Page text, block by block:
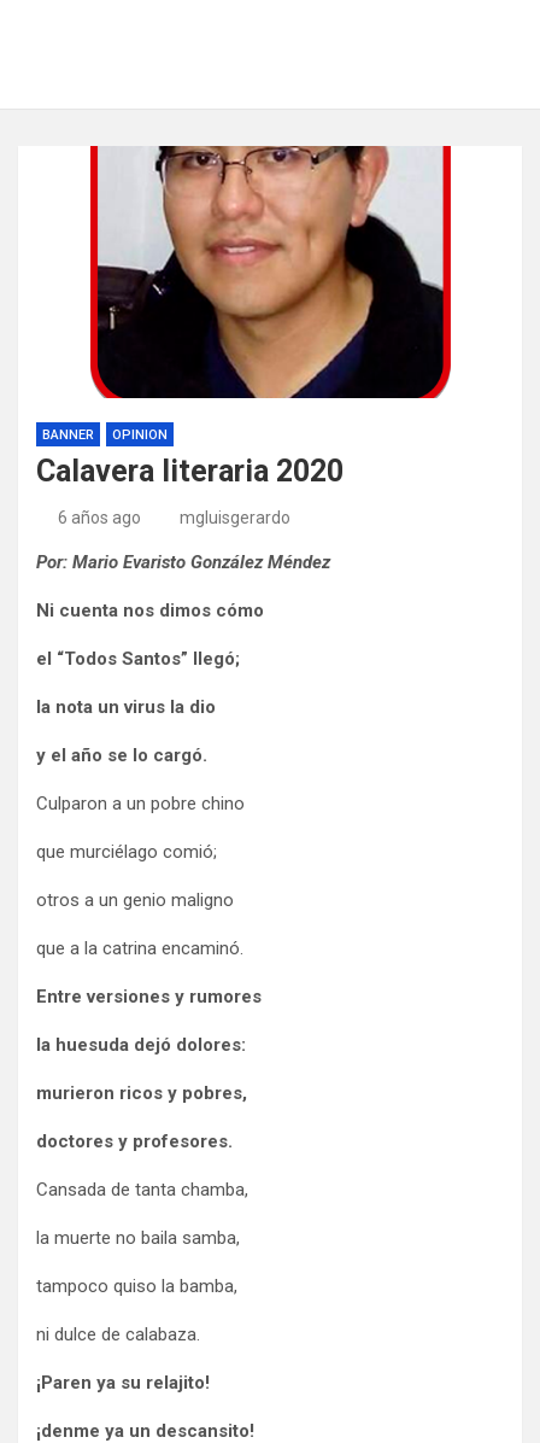
BANNER OPINION
Calavera literaria 2020
6 años ago mgluisgerardo
Por: Mario Evaristo González Méndez
Ni cuenta nos dimos cómo
el “Todos Santos” llegó;
la nota un virus la dio
y el año se lo cargó.
Culparon a un pobre chino
que murciélago comió;
otros a un genio maligno
que a la catrina encaminó.
Entre versiones y rumores
la huesuda dejó dolores:
murieron ricos y pobres,
doctores y profesores.
Cansada de tanta chamba,
la muerte no baila samba,
tampoco quiso la bamba,
ni dulce de calabaza.
¡Paren ya su relajito!
¡denme ya un descansito!